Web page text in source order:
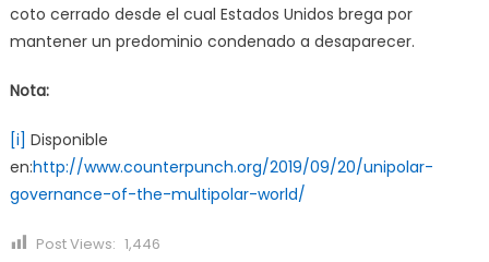
coto cerrado desde el cual Estados Unidos brega por
mantener un predominio condenado a desaparecer.
Nota:
[i] Disponible
en:http://www.counterpunch.org/2019/09/20/unipolar-
governance-of-the-multipolar-world/
Post Views: 1,446